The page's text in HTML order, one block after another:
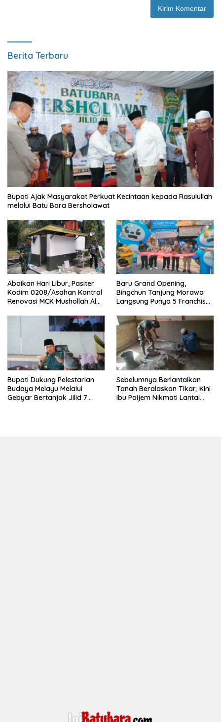
Berita Terbaru
Bupati Ajak Masyarakat Perkuat Kecintaan kepada Rasulullah
melalui Batu Bara Bersholawat
Abaikan Hari Libur, Pasiter
Kodim 0208/Asahan Kontrol
Renovasi MCK Mushollah Al
‎Baru Grand Opening,
Bingchun Tanjung Morawa
Langsung Punya 5 Franchise
Bupati Dukung Pelestarian
Budaya Melayu Melalui
Gebyar Bertanjak Jilid 7
Sebelumnya Berlantaikan
Tanah Beralaskan Tikar, Kini
Ibu Paijem Nikmati Lantai